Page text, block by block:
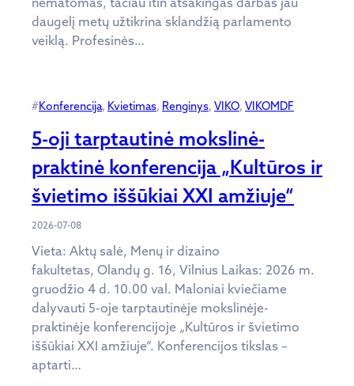
daugelį metų užtikrina sklandžią parlamento
veiklą. Profesinės…
#Konferencija, Kvietimas, Renginys, VIKO, VIKOMDF
5-oji tarptautinė mokslinė-
praktinė konferencija „Kultūros ir
švietimo iššūkiai XXI amžiuje“
2026-07-08
Vieta: Aktų salė, Menų ir dizaino
fakultetas, Olandų g. 16, Vilnius Laikas: 2026 m.
gruodžio 4 d. 10.00 val. Maloniai kviečiame
dalyvauti 5-oje tarptautinėje mokslinėje-
praktinėje konferencijoje „Kultūros ir švietimo
iššūkiai XXI amžiuje“. Konferencijos tikslas –
aptarti…